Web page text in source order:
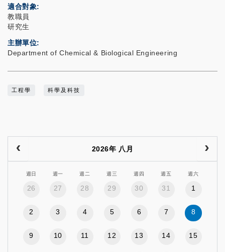
適合對象
教職員
研究生
主辦單位
Department of Chemical & Biological Engineering
工程學 科學及科技
2026年 八月
週日 週一 週二 週三 週四 週五 週六
26 27 28 29 30 31 1
2 3 4 5 6 7 8
9 10 11 12 13 14 15